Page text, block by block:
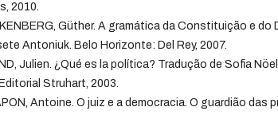
2010.
Güther. A gramática da Constituição e do
Antoniuk. Belo Horizonte: Del Rey, 2007.
Julien. ¿Qué es la política? Tradução de Sofia
Struhart, 2003.
Antoine. O juiz e a democracia. O guardião das